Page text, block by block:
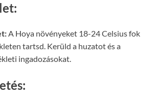
A Hoya növényeket 18-24 Celsius fok
tartsd. Kerüld a huzatot és a
ingadozásokat.